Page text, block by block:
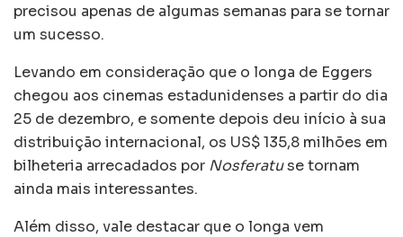
precisou apenas de algumas semanas para se tornar
um sucesso.
Levando em consideração que o longa de Eggers
chegou aos cinemas estadunidenses a partir do dia
25 de dezembro, e somente depois deu início à sua
distribuição internacional, os US$ 135,8 milhões em
bilheteria arrecadados por Nosferatuse tornam
ainda mais interessantes.
Além disso, vale destacar que o longa vem